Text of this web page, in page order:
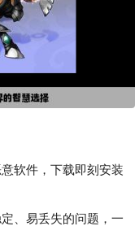
软件，下载即刻安装
、易丢失的问题，一